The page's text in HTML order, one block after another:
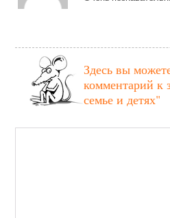
Здесь вы
комментарий к
семье и детях"